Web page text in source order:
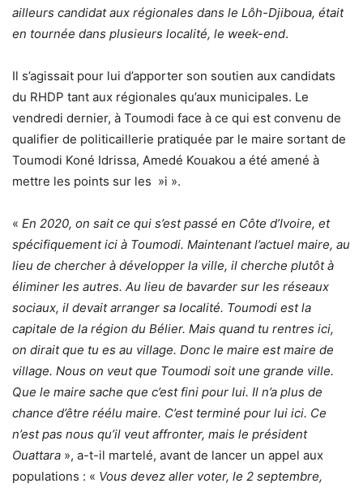
ailleurs candidat aux régionales dans le Lôh-Djiboua, était
en tournée dans plusieurs localité, le week-end.
Il s’agissait pour lui d’apporter son soutien aux candidats
du RHDP tant aux régionales qu’aux municipales. Le
vendredi dernier, à Toumodi face à ce qui est convenu de
qualifier de politicaillerie pratiquée par le maire sortant de
Toumodi Koné Idrissa, Amedé Kouakou a été amené à
mettre les points sur les »i ».
« En 2020, on sait ce qui s’est passé en Côte d’Ivoire, et
spécifiquement ici à Toumodi. Maintenant l’actuel maire, au
lieu de chercher à développer la ville, il cherche plutôt à
éliminer les autres. Au lieu de bavarder sur les réseaux
sociaux, il devait arranger sa localité. Toumodi est la
capitale de la région du Bélier. Mais quand tu rentres ici,
on dirait que tu es au village. Donc le maire est maire de
village. Nous on veut que Toumodi soit une grande ville.
Que le maire sache que c’est fini pour lui. Il n’a plus de
chance d’être réélu maire. C’est terminé pour lui ici. Ce
n’est pas nous qu’il veut affronter, mais le président
Ouattara », a-t-il martelé, avant de lancer un appel aux
populations : « Vous devez aller voter, le 2 septembre,